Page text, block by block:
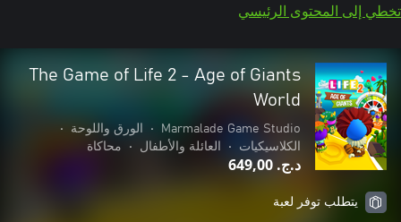
تخطي إلى المحتوى الرئيسي
The Game of Life 2 - Age of Giants
World
Marmalade Game Studio
• الورق واللوحة
•
الكلاسيكيات
• العائلة والأطفال • محاكاة
د.ج.‏ 649,00
يتطلب توفر لعبة